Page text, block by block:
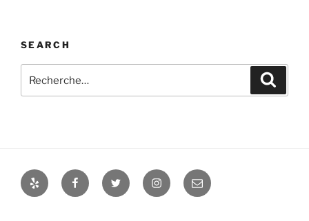
SEARCH
pour
Yelp FacebookTwitter InstagramEmail